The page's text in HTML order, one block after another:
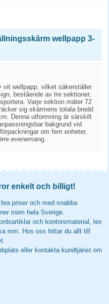
wellpapp 3-
vit wellpapp, vilket säkerställer
bestående av tre sektioner,
Varje sektion mäter 72
sig skärmens totala bredd
Denna utformning är särskilt
bakgrund vid
om fem enheter,
evenemang.
enkelt och billigt!
priser och med snabba
inom hela Sverige.
och kontorsmaterial, tex
mm. Hos oss hittar du allt till
eller kontakta kundtjänst om